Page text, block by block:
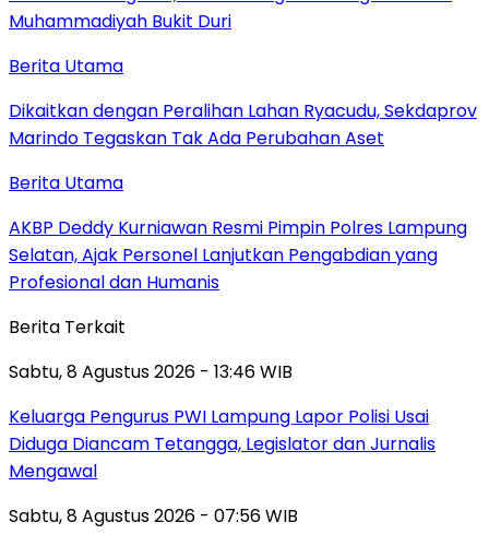
Muhammadiyah Bukit Duri
Berita Utama
Dikaitkan dengan Peralihan Lahan Ryacudu, Sekdaprov
Marindo Tegaskan Tak Ada Perubahan Aset
Berita Utama
AKBP Deddy Kurniawan Resmi Pimpin Polres Lampung
Selatan, Ajak Personel Lanjutkan Pengabdian yang
Profesional dan Humanis
Berita Terkait
Sabtu, 8 Agustus 2026 - 13:46 WIB
Keluarga Pengurus PWI Lampung Lapor Polisi Usai
Diduga Diancam Tetangga, Legislator dan Jurnalis
Mengawal
Sabtu, 8 Agustus 2026 - 07:56 WIB